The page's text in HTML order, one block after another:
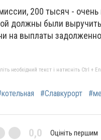
200 тысяч -
должны были
на выплаты
необхідний текст і натисніть Ctrl +
#Славкурорт
0,0 Оцініть першим